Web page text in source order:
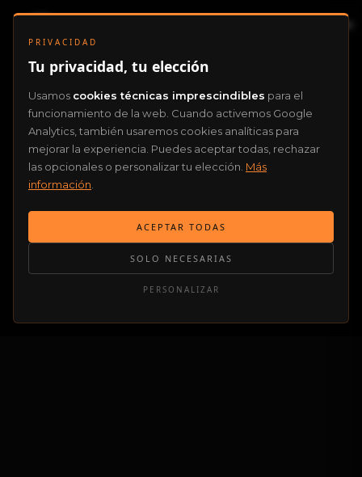
PRIVACIDAD
Tu privacidad, tu elección
Usamos cookies técnicas imprescindibles para el
funcionamiento de la web. Cuando activemos Google
Analytics, también usaremos cookies analíticas para
mejorar la experiencia. Puedes aceptar todas, rechazar
las opcionales o personalizar tu elección. Más
información
ACEPTAR TODAS
SOLO NECESARIAS
PERSONALIZAR